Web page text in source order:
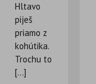
Hltavo
piješ
priamo z
kohútika.
Trochu to
[...]